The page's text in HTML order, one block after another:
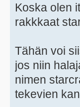
Koska olen
rakkkaat
Tähän voi
jos niin
nimen
tekevien